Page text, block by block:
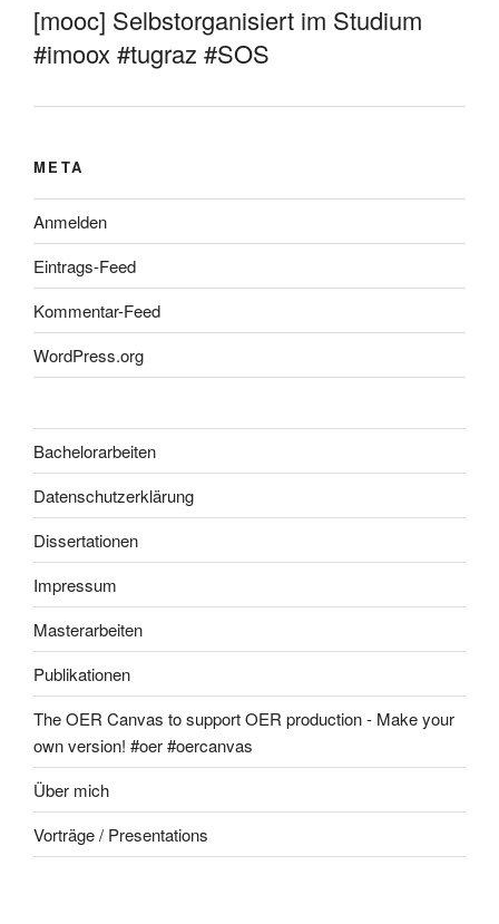
[mooc] Selbstorganisiert im Studium
#imoox #tugraz #SOS
META
Anmelden
Eintrags-Feed
Kommentar-Feed
WordPress.org
Bachelorarbeiten
Datenschutzerklärung
Dissertationen
Impressum
Masterarbeiten
Publikationen
The OER Canvas to support OER production - Make your
own version! #oer #oercanvas
Über mich
Vorträge / Presentations